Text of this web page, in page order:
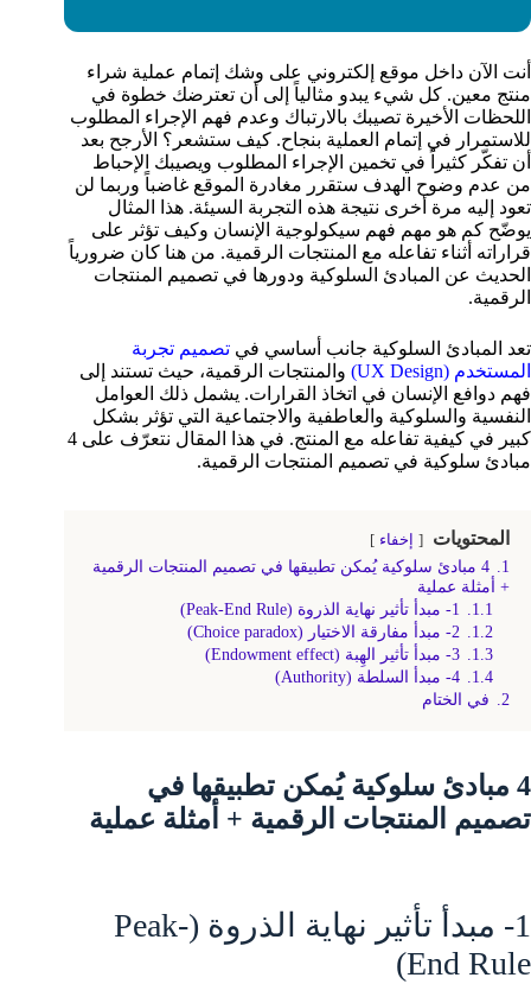
أنت الآن داخل موقع إلكتروني على وشك إتمام عملية شراء
منتج معين. كل شيء يبدو مثالياً إلى أن تعترضك خطوة في
اللحظات الأخيرة تصيبك بالارتباك وعدم فهم الإجراء المطلوب
للاستمرار في إتمام العملية بنجاح. كيف ستشعر؟ الأرجح بعد
أن تفكّر كثيراً في تخمين الإجراء المطلوب ويصيبك الإحباط
من عدم وضوح الهدف ستقرر مغادرة الموقع غاضباً وربما لن
تعود إليه مرة أخرى نتيجة هذه التجربة السيئة. هذا المثال
يوضّح كم هو مهم فهم سيكولوجية الإنسان وكيف تؤثر على
قراراته أثناء تفاعله مع المنتجات الرقمية. من هنا كان ضرورياً
الحديث عن المبادئ السلوكية ودورها في تصميم المنتجات
الرقمية.
تعد المبادئ السلوكية جانب أساسي في تصميم تجربة
المستخدم (UX Design)
والمنتجات الرقمية، حيث تستند إلى
فهم دوافع الإنسان في اتخاذ القرارات. يشمل ذلك العوامل
النفسية والسلوكية والعاطفية والاجتماعية التي تؤثر بشكل
كبير في كيفية تفاعله مع المنتج. في هذا المقال نتعرّف على 4
مبادئ سلوكية في تصميم المنتجات الرقمية.
المحتويات إخفاء
1.
4 مبادئ سلوكية يُمكن تطبيقها في تصميم المنتجات الرقمية
+ أمثلة عملية
1.1.
1- مبدأ تأثير نهاية الذروة (Peak-End Rule)
1.2.
2- مبدأ مفارقة الاختيار (Choice paradox)
1.3.
3- مبدأ تأثير الهِبة (Endowment effect)
1.4.
4- مبدأ السلطة (Authority)
2.
في الختام
4 مبادئ سلوكية يُمكن تطبيقها في
تصميم المنتجات الرقمية + أمثلة عملية
1- مبدأ تأثير نهاية الذروة (Peak-
End Rule)